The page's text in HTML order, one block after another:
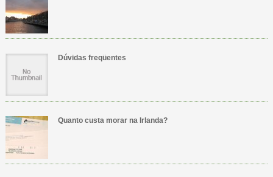
Dúvidas freqüentes
Quanto custa morar na Irlanda?